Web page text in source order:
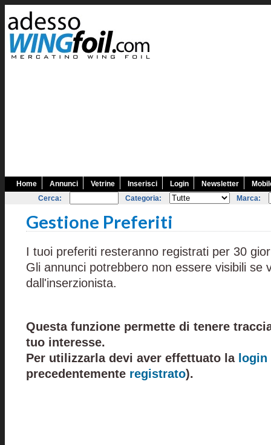
Home Annunci Vetrine Inserisci Login Newsletter
Cerca:
Categoria: Marca:
Gestione Preferiti
I tuoi preferiti resteranno registrati per 30
Gli annunci potrebbero non essere visibili se
dall'inserzionista.
Questa funzione permette di tenere
tuo interesse.
Per utilizzarla devi aver effettuato la login
precedentemente registrato).